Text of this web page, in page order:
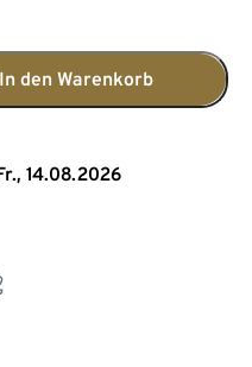
In den Warenkorb
14.08.2026